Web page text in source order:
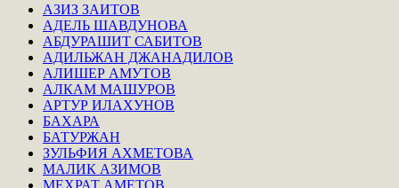
АЗИЗ ЗАИТОВ
АДЕЛЬ ШАВДУНОВА
АБДУРАШИТ САБИТОВ
АДИЛЬЖАН ДЖАНАДИЛОВ
АЛИШЕР АМУТОВ
АЛКАМ МАШУРОВ
АРТУР ИЛАХУНОВ
БАХАРА
БАТУРЖАН
ЗУЛЬФИЯ АХМЕТОВА
МАЛИК АЗИМОВ
МЕХРАТ АМЕТОВ